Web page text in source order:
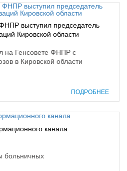
выступил председатель
Кировской области
на Генсовете ФНПР с
в Кировской области
ПОДРОБНЕЕ
канала
больничных